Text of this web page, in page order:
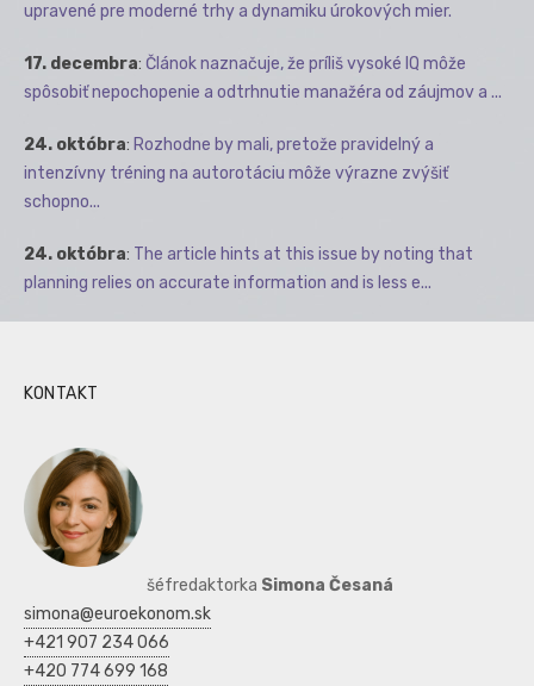
upravené pre moderné trhy a dynamiku úrokových mier.
17. decembra: Článok naznačuje, že príliš vysoké IQ môže
spôsobiť nepochopenie a odtrhnutie manažéra od záujmov a ...
24. októbra: Rozhodne by mali, pretože pravidelný a
intenzívny tréning na autorotáciu môže výrazne zvýšiť
schopno...
24. októbra: The article hints at this issue by noting that
planning relies on accurate information and is less e...
KONTAKT
šéfredaktorka Simona Česaná
simona@euroekonom.sk
+421 907 234 066
+420 774 699 168